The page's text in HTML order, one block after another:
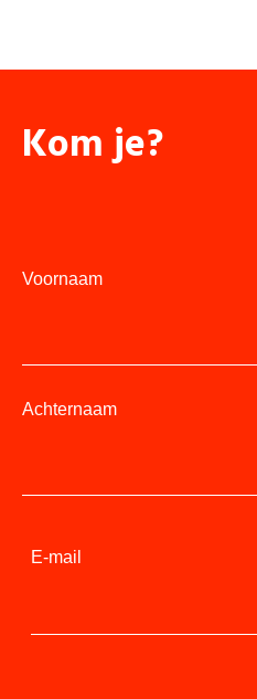
Kom je?
Voornaam
Achternaam
E-mail